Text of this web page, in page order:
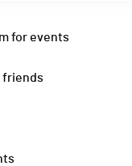
for events
friends